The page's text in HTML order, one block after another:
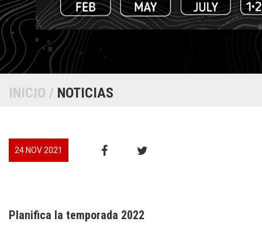
INICIO / NOTICIAS
24 NOV 2021
Planifica la temporada 2022